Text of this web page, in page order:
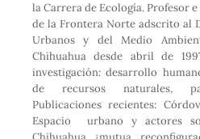
la Carrera de Ecología. Profesor
de la Frontera Norte adscrito al
Urbanos y del Medio
Chihuahua desde abril de
investigación: desarrollo
de recursos naturales,
Publicaciones recientes:
Espacio urbano y actores